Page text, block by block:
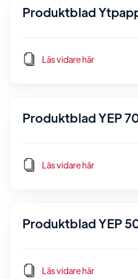
Produktblad
Läs vidare här
Produktblad YEP
Läs vidare här
Produktblad YEP
Läs vidare här